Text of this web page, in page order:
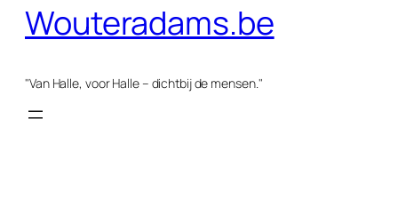
Wouteradams.be
"Van Halle, voor Halle – dichtbij de mensen."